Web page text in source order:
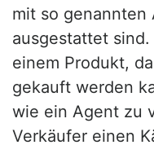
mit so
ausgestattet
einem Produkt,
gekauft werden
wie ein Agent zu
Verkäufer einen